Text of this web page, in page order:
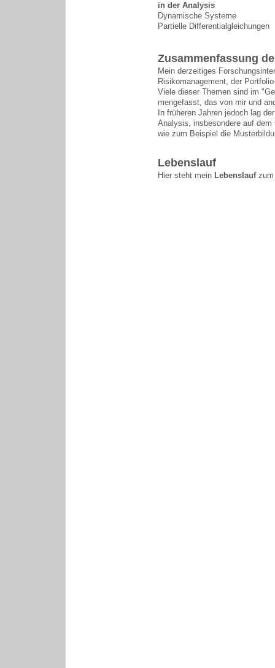
in der Analysis
Dynamische Systeme
Partielle Differentialgleichungen
Zusammenfassung
Mein derzeitiges
Risikomanagement, der
Viele dieser Themen sind im
mengefasst, das von mir und
In früheren Jahren jedoch lag
Analysis, insbesondere auf dem
wie zum Beispiel die
Lebenslauf
Hier steht mein Lebenslaufzum